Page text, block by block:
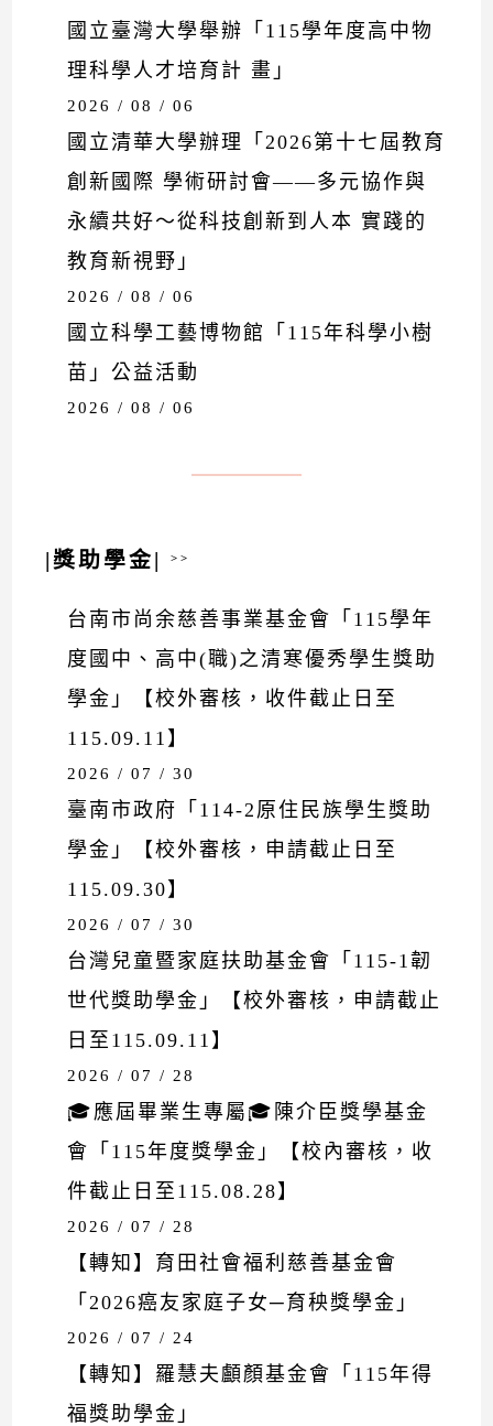
國立臺灣大學舉辦「115學年度高中物
理科學人才培育計 畫」
2026 / 08 / 06
國立清華大學辦理「2026第十七屆教育
創新國際 學術研討會——多元協作與
永續共好～從科技創新到人本 實踐的
教育新視野」
2026 / 08 / 06
國立科學工藝博物館「115年科學小樹
苗」公益活動
2026 / 08 / 06
|獎助學金|>>
台南市尚余慈善事業基金會「115學年
度國中、高中(職)之清寒優秀學生獎助
學金」【校外審核，收件截止日至
115.09.11】
2026 / 07 / 30
臺南市政府「114-2原住民族學生獎助
學金」【校外審核，申請截止日至
115.09.30】
2026 / 07 / 30
台灣兒童暨家庭扶助基金會「115-1韌
世代獎助學金」【校外審核，申請截止
日至115.09.11】
2026 / 07 / 28
🎓應屆畢業生專屬🎓陳介臣獎學基金
會「115年度獎學金」【校內審核，收
件截止日至115.08.28】
2026 / 07 / 28
【轉知】育田社會福利慈善基金會
「2026癌友家庭子女─育秧獎學金」
2026 / 07 / 24
【轉知】羅慧夫顱顏基金會「115年得
福獎助學金」